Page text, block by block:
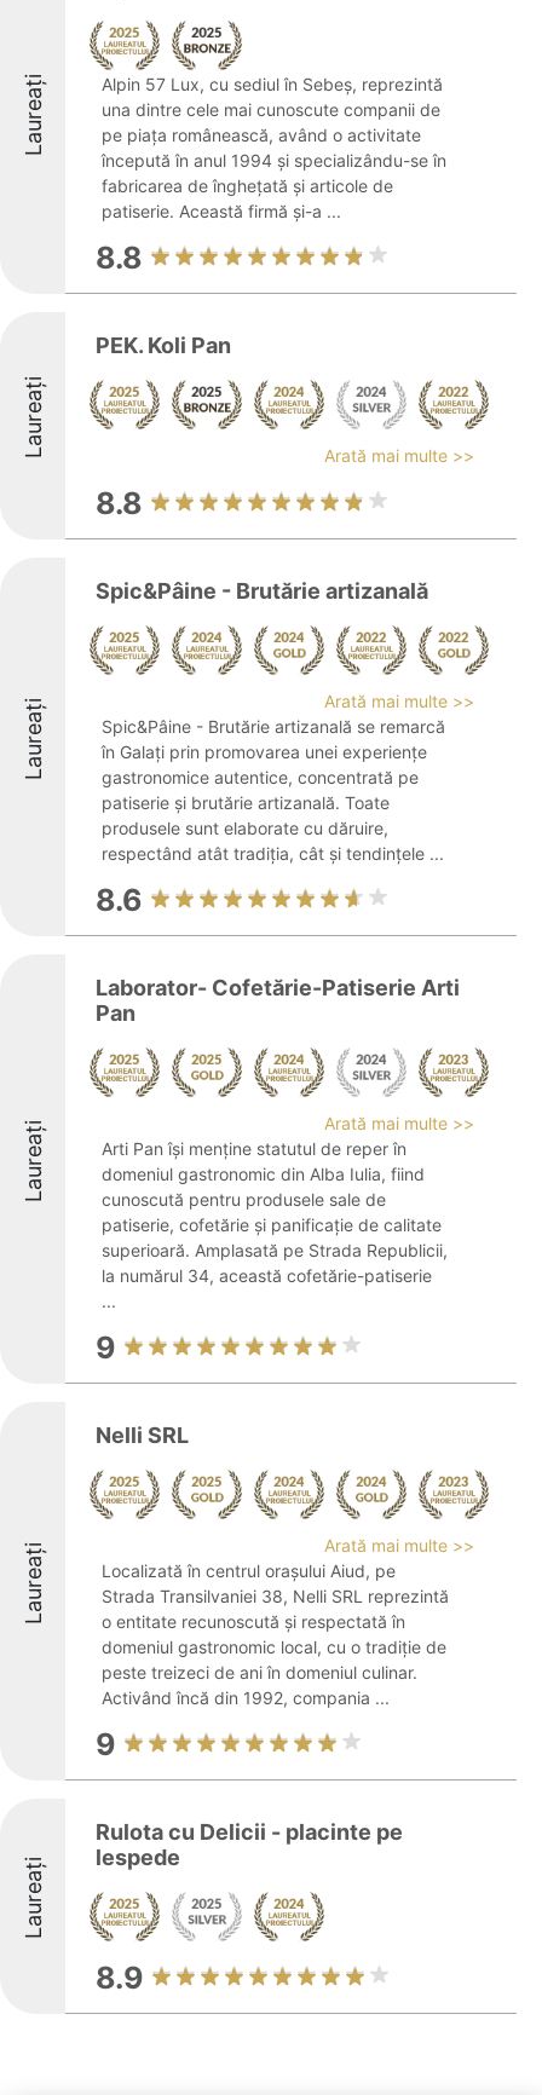
Laureați
Alpin 57 Lux, cu sediul în Sebeș, reprezintă
una dintre cele mai cunoscute companii de
pe piața românească, având o activitate
începută în anul 1994 și specializându-se în
fabricarea de înghețată și articole de
patiserie. Această firmă și-a ...
8.8
Laureați
PEK. Koli Pan
Arată mai multe >>
8.8
Laureați
Spic&Pâine - Brutărie artizanală
Arată mai multe >>
Spic&Pâine - Brutărie artizanală se remarcă
în Galați prin promovarea unei experiențe
gastronomice autentice, concentrată pe
patiserie și brutărie artizanală. Toate
produsele sunt elaborate cu dăruire,
respectând atât tradiția, cât și tendințele ...
8.6
Laureați
Laborator- Cofetărie-Patiserie Arti
Pan
Arată mai multe >>
Arti Pan își menține statutul de reper în
domeniul gastronomic din Alba Iulia, fiind
cunoscută pentru produsele sale de
patiserie, cofetărie și panificație de calitate
superioară. Amplasată pe Strada Republicii,
la numărul 34, această cofetărie-patiserie
...
9
Laureați
Nelli SRL
Arată mai multe >>
Localizată în centrul orașului Aiud, pe
Strada Transilvaniei 38, Nelli SRL reprezintă
o entitate recunoscută și respectată în
domeniul gastronomic local, cu o tradiție de
peste treizeci de ani în domeniul culinar.
Activând încă din 1992, compania ...
9
Laureați
Rulota cu Delicii - placinte pe
lespede
8.9